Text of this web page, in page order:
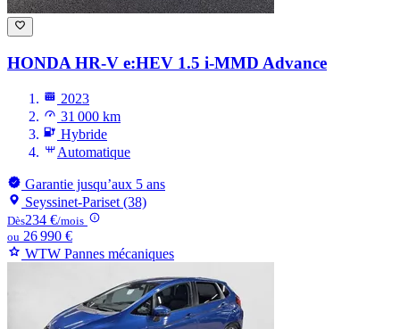
HONDA HR-V e:HEV 1.5 i-MMD Advance
2023
31 000 km
Hybride
Automatique
Garantie jusqu’aux 5 ans
Seyssinet-Pariset (38)
Dès234 €/mois
ou 26 990 €
WTW Pannes mécaniques